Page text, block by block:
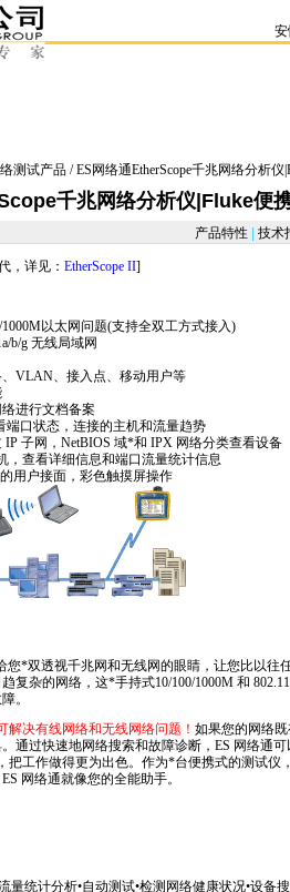
测试产品 / ES网络通EtherScope千兆网络分析
千兆网络分析仪|Fluke便
产品特性 技术
，详见： EtherScope II]
1000M以太网问题(支持全双工方式接入)
b/g 无线局域网
VLAN、接入点、移动用户等
进行文档备案
端口状态，连接的主机和流量趋势
子网，NetBIOS 域*和 IPX 网络分类查看设备
，查看详细信息和端口流量统计信息
用户接面，彩色触摸屏操作
您*双透视千兆网和无线网的眼睛，让您比以往
复杂的网络，这*手持式10/100/1000M 和
。
解决有线网络和无线网络问题！ 如果您的网络
通过快速地网络搜索和故障诊断，ES 网络通
把工作做得更为出色。作为*台便携式的测试仪
网络通就像您的全能助手。
量统计分析•自动测试•检测网络健康状况•设